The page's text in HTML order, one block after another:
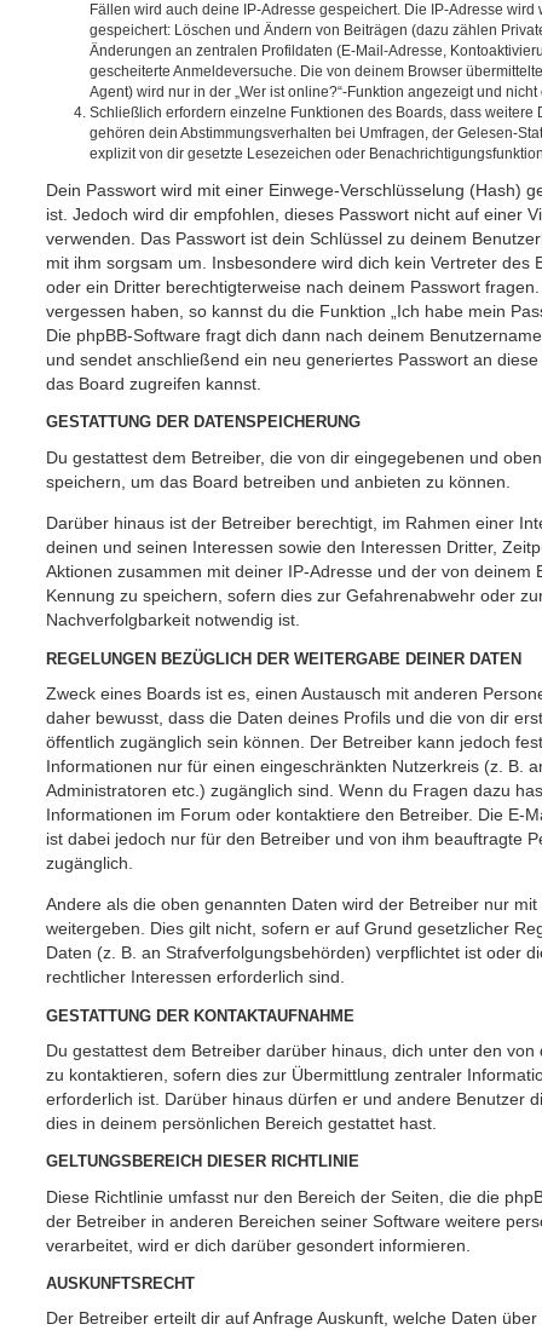
Fällen wird auch deine IP-Adresse gespeichert. Die IP-Adresse
gespeichert: Löschen und Ändern von Beiträgen (dazu zählen
Änderungen an zentralen Profildaten (E-Mail-Adresse,
gescheiterte Anmeldeversuche. Die von deinem Browser
Agent) wird nur in der „Wer ist online?“-Funktion angezeigt und
Schließlich erfordern einzelne Funktionen des Boards, dass weitere
gehören dein Abstimmungsverhalten bei Umfragen, der Gelesen-
explizit von dir gesetzte Lesezeichen oder
Dein Passwort wird mit einer Einwege-Verschlüsselung (Hash)
ist. Jedoch wird dir empfohlen, dieses Passwort nicht auf einer
verwenden. Das Passwort ist dein Schlüssel zu deinem
mit ihm sorgsam um. Insbesondere wird dich kein Vertreter des
oder ein Dritter berechtigterweise nach deinem Passwort
vergessen haben, so kannst du die Funktion „Ich habe mein
Die phpBB-Software fragt dich dann nach deinem
und sendet anschließend ein neu generiertes Passwort an
das Board zugreifen kannst.
GESTATTUNG DER DATENSPEICHERUNG
Du gestattest dem Betreiber, die von dir eingegebenen und
speichern, um das Board betreiben und anbieten zu können.
Darüber hinaus ist der Betreiber berechtigt, im Rahmen einer
deinen und seinen Interessen sowie den Interessen Dritter,
Aktionen zusammen mit deiner IP-Adresse und der von deinem
Kennung zu speichern, sofern dies zur Gefahrenabwehr oder
Nachverfolgbarkeit notwendig ist.
REGELUNGEN BEZÜGLICH DER WEITERGABE DEINER DATEN
Zweck eines Boards ist es, einen Austausch mit anderen
daher bewusst, dass die Daten deines Profils und die von dir
öffentlich zugänglich sein können. Der Betreiber kann jedoch
Informationen nur für einen eingeschränkten Nutzerkreis (z. B.
Administratoren etc.) zugänglich sind. Wenn du Fragen dazu
Informationen im Forum oder kontaktiere den Betreiber. Die E-
ist dabei jedoch nur für den Betreiber und von ihm beauftragte
zugänglich.
Andere als die oben genannten Daten wird der Betreiber nur
weitergeben. Dies gilt nicht, sofern er auf Grund gesetzlicher
Daten (z. B. an Strafverfolgungsbehörden) verpflichtet ist oder
rechtlicher Interessen erforderlich sind.
GESTATTUNG DER KONTAKTAUFNAHME
Du gestattest dem Betreiber darüber hinaus, dich unter den
zu kontaktieren, sofern dies zur Übermittlung zentraler
erforderlich ist. Darüber hinaus dürfen er und andere Benutzer
dies in deinem persönlichen Bereich gestattet hast.
GELTUNGSBEREICH DIESER RICHTLINIE
Diese Richtlinie umfasst nur den Bereich der Seiten, die die
der Betreiber in anderen Bereichen seiner Software weitere
verarbeitet, wird er dich darüber gesondert informieren.
AUSKUNFTSRECHT
Der Betreiber erteilt dir auf Anfrage Auskunft, welche Daten